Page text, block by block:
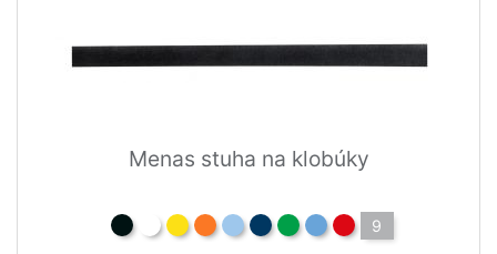
Menas stuha na klobúky
9